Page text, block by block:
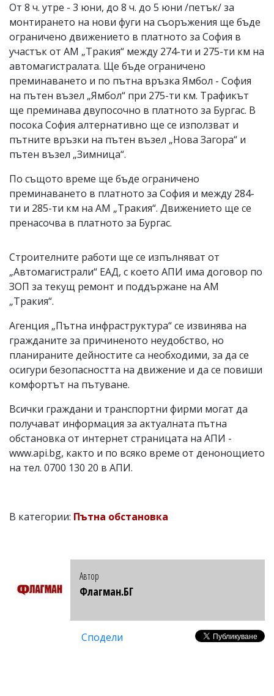
носи
отговорност
тях!
Ако
откриете
за
вас
коментар,
моля
сигнализирайте
ни!
От 8 ч. утре - 3 юни, до 8 ч. до 5 юни /петък/ за
монтирането на нови фуги на съоръжения ще бъде
ограничено движението в платното за София в
участък от АМ „Тракия“ между 274-ти и 275-ти км на
автомагистралата. Ще бъде ограничено
преминаването и по пътна връзка Ямбол - София
на пътен възел „Ямбол“ при 275-ти км. Трафикът
ще преминава двупосочно в платното за Бургас. В
посока София алтернативно ще се използват и
пътните връзки на пътен възел „Нова Загора“ и
пътен възел „Зимница“.
По същото време ще бъде ограничено
преминаването в платното за София и между 284-
ти и 285-ти км на АМ „Тракия“. Движението ще се
пренасочва в платното за Бургас.
Строителните работи ще се изпълняват от
„Автомагистрали“ ЕАД, с което АПИ има договор по
ЗОП за текущ ремонт и поддържане на АМ
„Тракия“.
Агенция „Пътна инфраструктура“ се извинява на
гражданите за причиненото неудобство, но
планираните дейностите са необходими, за да се
осигури безопасността на движение и да се повиши
комфортът на пътуване.
Всички граждани и транспортни фирми могат да
получават информация за актуалната пътна
обстановка от интернет страницата на АПИ -
www.api.bg, както и по всяко време от денонощието
на тел. 0700 130 20 в АПИ.
В категории: Пътна обстановка
Автор
Флагман.БГ
Сподели